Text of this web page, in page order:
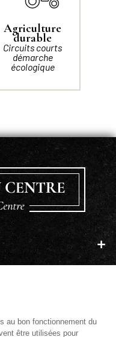
Agriculture
durable
Circuits courts
démarche
écologique